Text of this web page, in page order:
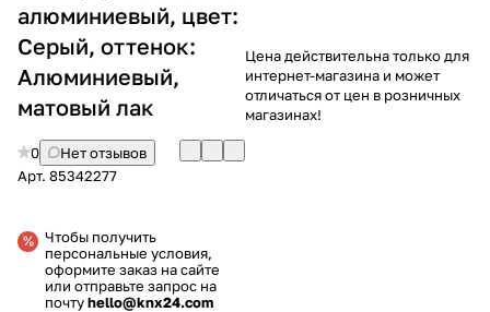
алюминиевый, цвет:
Серый, оттенок:
Алюминиевый,
матовый лак
0
Нет отзывов
Арт. 85342277
Чтобы получить
персональные условия,
оформите заказ на сайте
или отправьте запрос на
почтуhello@knx24.com
Цена действительна только для
интернет-магазина и может
отличаться от цен в розничных
магазинах!